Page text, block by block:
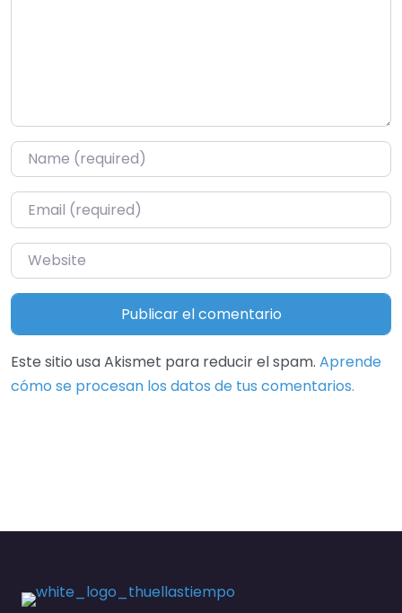
Name*
Email*
Website
Este sitio usa Akismet para reducir el spam. Aprende
cómo se procesan los datos de tus comentarios.